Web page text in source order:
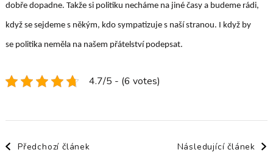
dobře dopadne. Takže si politiku necháme na jiné časy a budeme rádi,
když se sejdeme s někým, kdo sympatizuje s naší stranou. I když by
se politika neměla na našem přátelství podepsat.
4.7/5 - (6 votes)
Navigace
Předchozí článek Následující článek